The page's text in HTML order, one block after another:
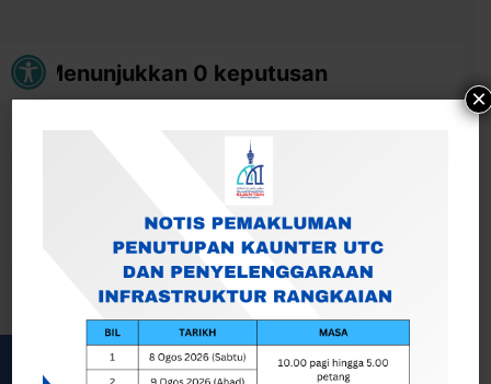
Buka bar alat
Menunjukkan 0 keputusan
Tiada keputusan dijumpai
Lorem ipsum dolor sit amet, consectetur adipiscing elit,
×